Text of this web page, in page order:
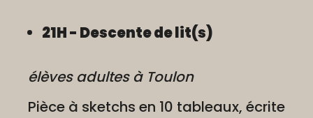
21H - Descente de lit(s)
élèves adultes à Toulon
Pièce à sketchs en 10 tableaux, écrite